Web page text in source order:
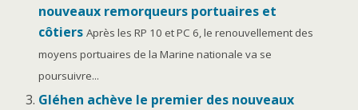
nouveaux remorqueurs portuaires et
côtiers Après les RP 10 et PC 6, le renouvellement des
moyens portuaires de la Marine nationale va se
poursuivre...
Gléhen achève le premier des nouveaux